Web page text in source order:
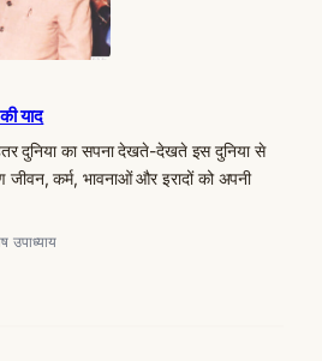
याद
दुनिया का सपना देखते-देखते इस दुनिया से
जीवन, कर्म, भावनाओं और इरादों को अपनी
उपाध्याय